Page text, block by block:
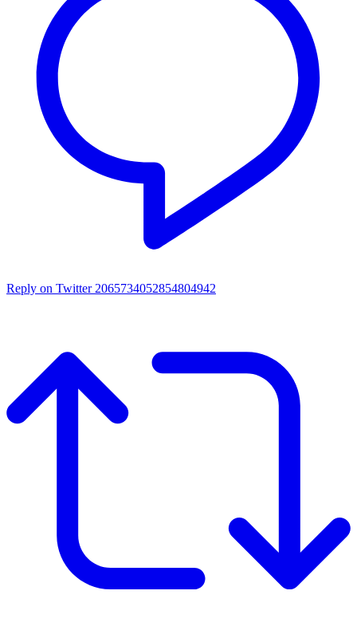
Reply on Twitter 2065734052854804942